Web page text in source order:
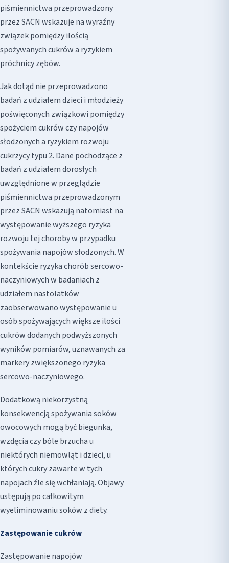
piśmiennictwa przeprowadzony
przez SACN wskazuje na wyraźny
związek pomiędzy ilością
spożywanych cukrów a ryzykiem
próchnicy zębów.
Jak dotąd nie przeprowadzono
badań z udziałem dzieci i młodzieży
poświęconych związkowi pomiędzy
spożyciem cukrów czy napojów
słodzonych a ryzykiem rozwoju
cukrzycy typu 2. Dane pochodzące z
badań z udziałem dorosłych
uwzględnione w przeglądzie
piśmiennictwa przeprowadzonym
przez SACN wskazują natomiast na
występowanie wyższego ryzyka
rozwoju tej choroby w przypadku
spożywania napojów słodzonych. W
kontekście ryzyka chorób sercowo-
naczyniowych w badaniach z
udziałem nastolatków
zaobserwowano występowanie u
osób spożywających większe ilości
cukrów dodanych podwyższonych
wyników pomiarów, uznawanych za
markery zwiększonego ryzyka
sercowo-naczyniowego.
Dodatkową niekorzystną
konsekwencją spożywania soków
owocowych mogą być biegunka,
wzdęcia czy bóle brzucha u
niektórych niemowląt i dzieci, u
których cukry zawarte w tych
napojach źle się wchłaniają. Objawy
ustępują po całkowitym
wyeliminowaniu soków z diety.
Zastępowanie cukrów
Zastępowanie napojów